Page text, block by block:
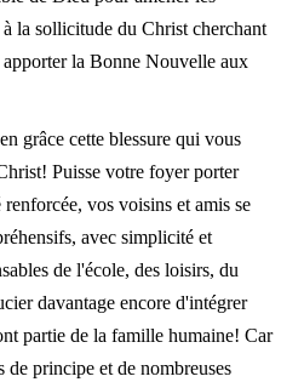
la sollicitude du Christ cherchant
la Bonne Nouvelle aux
grâce cette blessure qui vous
Puisse votre foyer porter
vos voisins et amis se
avec simplicité et
de l'école, des loisirs, du
davantage encore d'intégrer
partie de la famille humaine! Car
de principe et de nombreuses